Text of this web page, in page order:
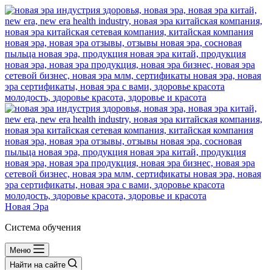
Новая Эра
Система обучения
Меню
Найти на сайте